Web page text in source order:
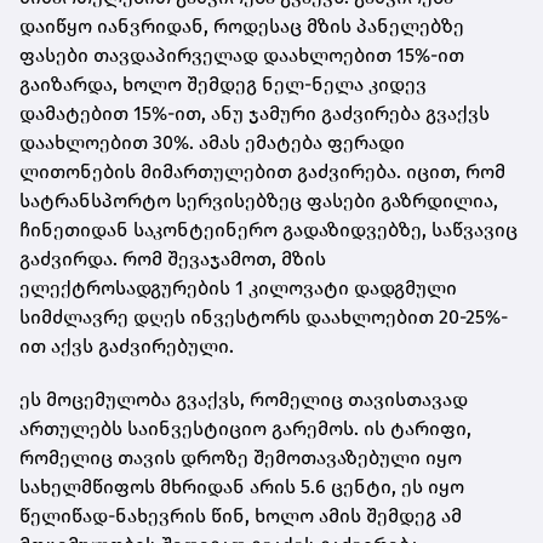
დაიწყო იანვრიდან, როდესაც მზის პანელებზე
ფასები თავდაპირველად დაახლოებით 15%-ით
გაიზარდა, ხოლო შემდეგ ნელ-ნელა კიდევ
დამატებით 15%-ით, ანუ ჯამური გაძვირება გვაქვს
დაახლოებით 30%. ამას ემატება ფერადი
ლითონების მიმართულებით გაძვირება. იცით, რომ
სატრანსპორტო სერვისებზეც ფასები გაზრდილია,
ჩინეთიდან საკონტეინერო გადაზიდვებზე, საწვავიც
გაძვირდა. რომ შევაჯამოთ, მზის
ელექტროსადგურების 1 კილოვატი დადგმული
სიმძლავრე დღეს ინვესტორს დაახლოებით 20-25%-
ით აქვს გაძვირებული.
ეს მოცემულობა გვაქვს, რომელიც თავისთავად
ართულებს საინვესტიციო გარემოს. ის ტარიფი,
რომელიც თავის დროზე შემოთავაზებული იყო
სახელმწიფოს მხრიდან არის 5.6 ცენტი, ეს იყო
წელიწად-ნახევრის წინ, ხოლო ამის შემდეგ ამ